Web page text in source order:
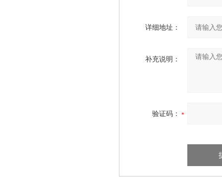
详细地址：
补充说明：
验证码：